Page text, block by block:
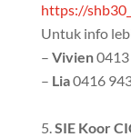
https://
Untuk info
– Vivien0413
– Lia0416
SIE Koor